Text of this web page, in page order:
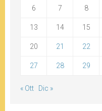
6 7 8
13 14 15
20 21 22
27 28 29
« Ott Dic »